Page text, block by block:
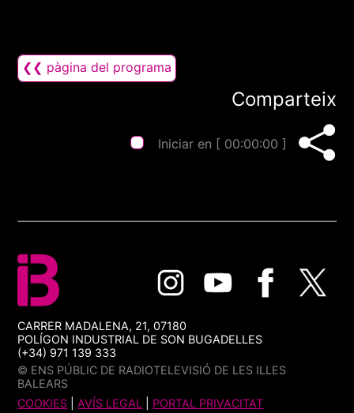
❮❮ pàgina del programa
Comparteix
Iniciar en [ 00:00:00 ]
CARRER MADALENA, 21, 07180
POLÍGON INDUSTRIAL DE SON BUGADELLES
(+34) 971 139 333
© ENS PÚBLIC DE RADIOTELEVISIÓ DE LES ILLES
BALEARS
COOKIES |AVÍS LEGAL PORTAL PRIVACITAT